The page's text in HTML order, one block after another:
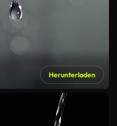
Herunterladen